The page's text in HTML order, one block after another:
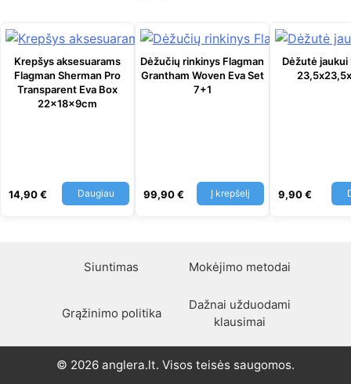
Krepšys aksesuarams
Flagman Sherman Pro
Transparent Eva Box
22x18x9cm
14,90€ Daugiau
Dėžučių rinkinys Flagman
Grantham Woven Eva Set
7+1
99,90€ Į krepšelį
Dėžutė jaukui
9,90€
Siuntimas Mokėjimo metodai
Grąžinimo politika
Dažnai užduodami
klausimai
© 2026 anglera.lt. Visos teisės saugomos.